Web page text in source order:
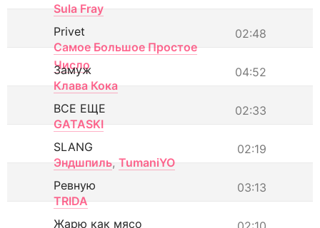
Sula Fray
02:48
Privet
Самое Большое Простое
Число
04:52
Замуж
Клава Кока
02:33
ВСЕ ЕЩЕ
GATASKI
02:19
SLANG
Эндшпиль, TumaniYO
03:13
Ревную
TRIDA
Жарю как мясо